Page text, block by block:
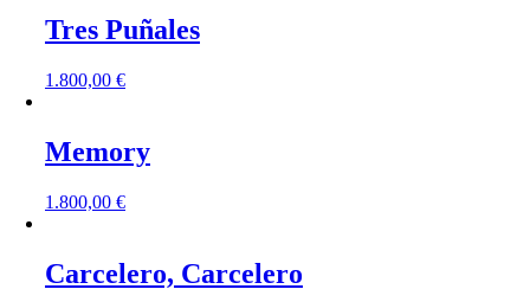
Tres Puñales
1.800,00 €
Memory
1.800,00 €
Carcelero, Carcelero